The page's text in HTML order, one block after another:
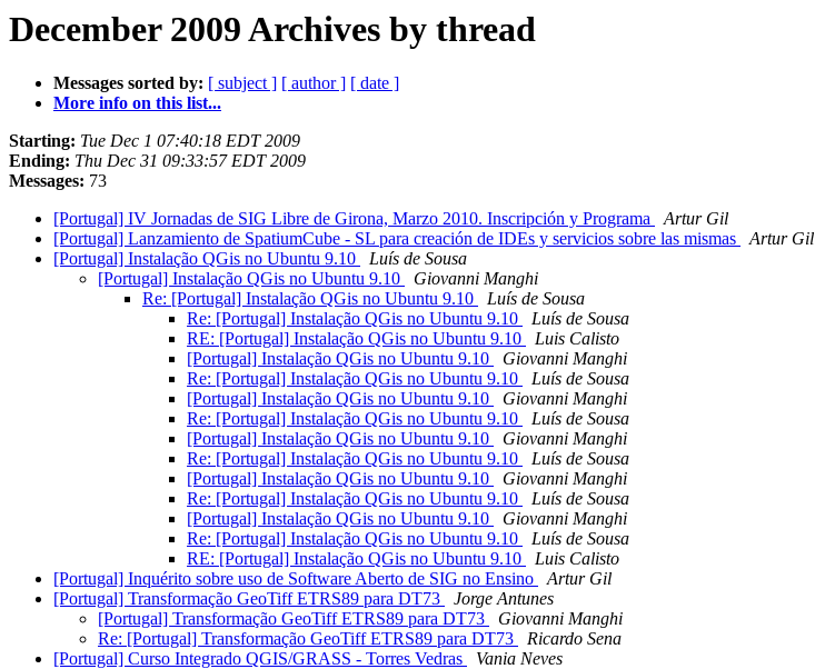
December 2009 Archives by thread
Messages sorted by: [ subject ] [ author ] [ date ]
More info on this list...
Starting: Tue Dec 1 07:40:18 EDT 2009
Ending: Thu Dec 31 09:33:57 EDT 2009
Messages: 73
[Portugal] IV Jornadas de SIG Libre de Girona, Marzo 2010. Inscripción y Programa
Artur Gil
[Portugal] Lanzamiento de SpatiumCube - SL para creación de IDEs y servicios sobre las mismas
Artur Gil
[Portugal] Instalação QGis no Ubuntu 9.10
Luís de Sousa
[Portugal] Instalação QGis no Ubuntu 9.10
Giovanni Manghi
Re: [Portugal] Instalação QGis no Ubuntu 9.10
Luís de Sousa
Re: [Portugal] Instalação QGis no Ubuntu 9.10
Luís de Sousa
RE: [Portugal] Instalação QGis no Ubuntu 9.10
Luis Calisto
[Portugal] Instalação QGis no Ubuntu 9.10
Giovanni Manghi
Re: [Portugal] Instalação QGis no Ubuntu 9.10
Luís de Sousa
[Portugal] Instalação QGis no Ubuntu 9.10
Giovanni Manghi
Re: [Portugal] Instalação QGis no Ubuntu 9.10
Luís de Sousa
[Portugal] Instalação QGis no Ubuntu 9.10
Giovanni Manghi
Re: [Portugal] Instalação QGis no Ubuntu 9.10
Luís de Sousa
[Portugal] Instalação QGis no Ubuntu 9.10
Giovanni Manghi
Re: [Portugal] Instalação QGis no Ubuntu 9.10
Luís de Sousa
[Portugal] Instalação QGis no Ubuntu 9.10
Giovanni Manghi
Re: [Portugal] Instalação QGis no Ubuntu 9.10
Luís de Sousa
RE: [Portugal] Instalação QGis no Ubuntu 9.10
Luis Calisto
[Portugal] Inquérito sobre uso de Software Aberto de SIG no Ensino
Artur Gil
[Portugal] Transformação GeoTiff ETRS89 para DT73
Jorge Antunes
[Portugal] Transformação GeoTiff ETRS89 para DT73
Giovanni Manghi
Re: [Portugal] Transformação GeoTiff ETRS89 para DT73
Ricardo Sena
[Portugal] Curso Integrado QGIS/GRASS - Torres Vedras
Vania Neves